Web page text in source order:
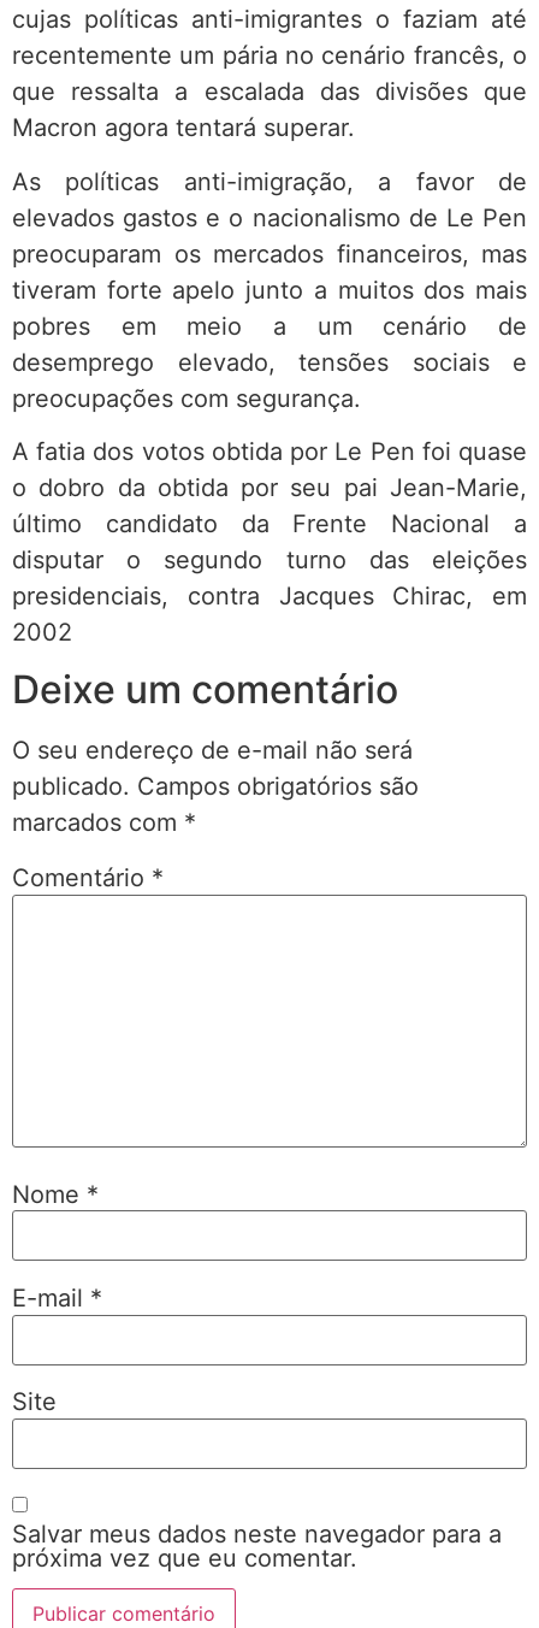
cujas políticas anti-imigrantes o faziam até
recentemente um pária no cenário francês, o
que ressalta a escalada das divisões que
Macron agora tentará superar.
As políticas anti-imigração, a favor de
elevados gastos e o nacionalismo de Le Pen
preocuparam os mercados financeiros, mas
tiveram forte apelo junto a muitos dos mais
pobres em meio a um cenário de
desemprego elevado, tensões sociais e
preocupações com segurança.
A fatia dos votos obtida por Le Pen foi quase
o dobro da obtida por seu pai Jean-Marie,
último candidato da Frente Nacional a
disputar o segundo turno das eleições
presidenciais, contra Jacques Chirac, em
2002
Deixe um comentário
O seu endereço de e-mail não será
publicado. Campos obrigatórios são
marcados com *
Comentário *
Nome *
E-mail *
Site
Salvar meus dados neste navegador para a
próxima vez que eu comentar.